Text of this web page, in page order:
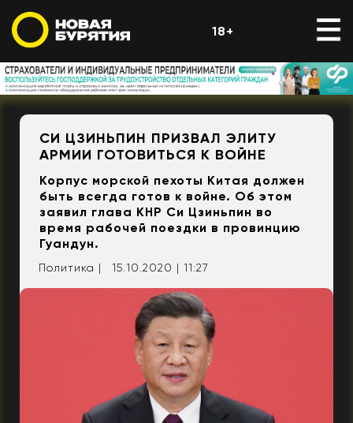
18+
СИ ЦЗИНЬПИН ПРИЗВАЛ ЭЛИТУ
АРМИИ ГОТОВИТЬСЯ К ВОЙНЕ
Корпус морской пехоты Китая должен
быть всегда готов к войне. Об этом
заявил глава КНР Си Цзиньпин во
время рабочей поездки в провинцию
Гуандун.
Политика | 15.10.2020 | 11:27